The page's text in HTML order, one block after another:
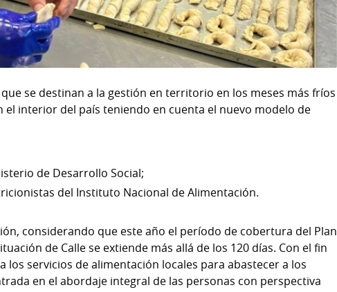
se destinan a la gestión en territorio en los meses más fríos
el interior del país teniendo en cuenta el nuevo modelo de
de Desarrollo Social;
del Instituto Nacional de Alimentación.
considerando que este año el período de cobertura del Plan
de Calle se extiende más allá de los 120 días. Con el fin
los servicios de alimentación locales para abastecer a los
en el abordaje integral de las personas con perspectiva